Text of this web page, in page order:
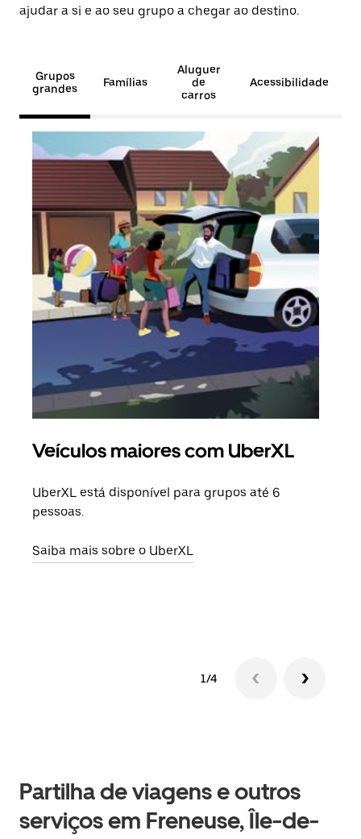
ajudar a si e ao seu grupo a chegar ao destino.
Grupos
grandes
Famílias
Aluguer
de
carros
Acessibilidade
Veículos maiores com UberXL
UberXL está disponível para grupos até 6
pessoas.
Saiba mais sobre o UberXL
1/4
Partilha de viagens e outros
serviços em Freneuse, Île-de-